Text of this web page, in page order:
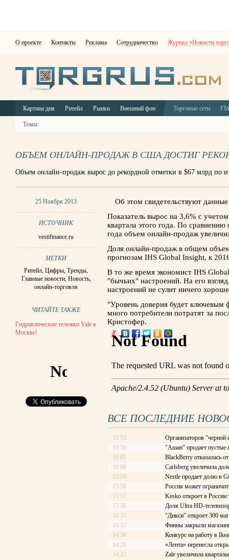
О проекте Контакты Реклама Сотрудничество Журнал «Новости
Картина дня Ритейл Рынки Внешний фон Торговые сети
Темы:
ОБЪЕМ ОНЛАЙН-ПРОДАЖ В США ДОСТИГ
Объем онлайн-продаж вырос до рекордной отметки в $67 млрд по
25 Ноября 2013
ИСТОЧНИК
vestifinance.ru
МЕТКИ
Ритейл,Цифры,Тренды,
Главные новости, Новость,
онлайн-торговля
ЧИТАЙТЕ ТАКЖЕ
Гидравлические тележки Yale в
Москве!
Об этом свидетельствуют
Показатель вырос на 3,6% с
квартала этого года. По
года объем онлайн-продаж
Доля онлайн-продаж в общем
прогнозам IHS Global Insight, к
В то же время экономист IHS
"бычьих" настроений. На его
настроений не сулит ничего
"Уровень доверия будет ключевым
много потребители потратят за
Кристофер.
ВСЕ ПОСЛЕДНИЕ
18:55
Организаторов
16:50
"Ашан" продает пустые
16:05
BlackBerry отказалась
16:00
Carlsberg увеличила
15:59
Nestle продает долю в
15:58
Россия может
15:57
Kesko откроет в России
15:56
Доля Ultra HD-
14:35
"Дикси" откроет 300
14:32
Финны закрыли
14:30
Конкурс на работу в
14:26
«Лента» перенесла
14:22
Zale увеличила